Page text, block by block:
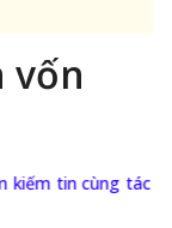
vốn
kiếm tin cùng tác